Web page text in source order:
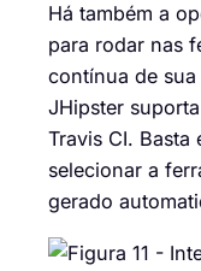
Há também a
para rodar nas
contínua de
JHipster
Travis CI.
selecionar a
gerado